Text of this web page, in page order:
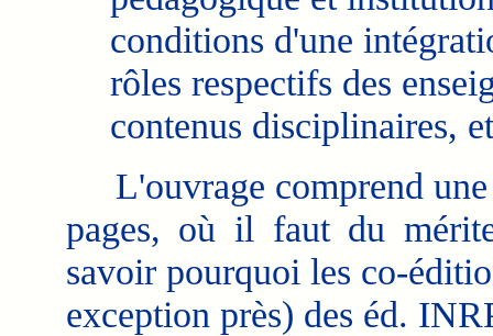
conditions d'une
rôles respectifs des
contenus disciplinaires,
L'ouvrage comprend une
pages, où il faut du
savoir pourquoi les co-
exception près) des éd.